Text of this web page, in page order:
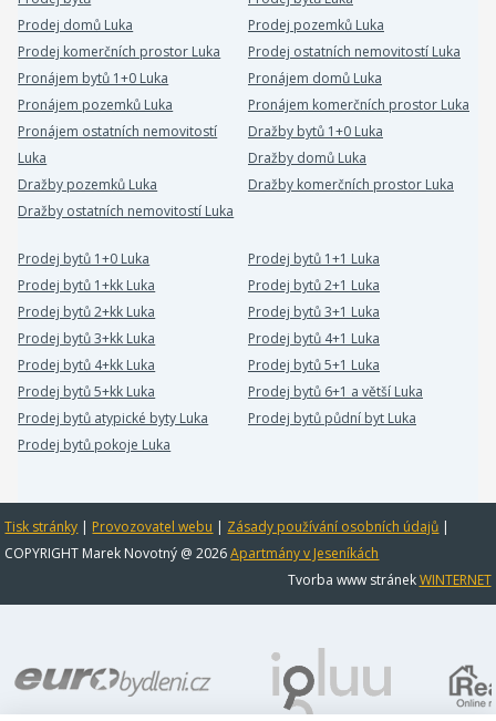
Prodej domů Luka
Prodej pozemků Luka
Prodej komerčních prostor Luka
Prodej ostatních nemovitostí Luka
Pronájem bytů 1+0 Luka
Pronájem domů Luka
Pronájem pozemků Luka
Pronájem komerčních prostor Luka
Pronájem ostatních nemovitostí
Luka
Dražby bytů 1+0 Luka
Dražby domů Luka
Dražby pozemků Luka
Dražby komerčních prostor Luka
Dražby ostatních nemovitostí Luka
Prodej bytů 1+0 Luka
Prodej bytů 1+1 Luka
Prodej bytů 1+kk Luka
Prodej bytů 2+1 Luka
Prodej bytů 2+kk Luka
Prodej bytů 3+1 Luka
Prodej bytů 3+kk Luka
Prodej bytů 4+1 Luka
Prodej bytů 4+kk Luka
Prodej bytů 5+1 Luka
Prodej bytů 5+kk Luka
Prodej bytů 6+1 a větší Luka
Prodej bytů atypické byty Luka
Prodej bytů půdní byt Luka
Prodej bytů pokoje Luka
Tisk stránky | Provozovatel webu | Zásady používání osobních údajů |
COPYRIGHT Marek Novotný @ 2026Apartmány v Jeseníkách
Tvorba www stránekWINTERNET